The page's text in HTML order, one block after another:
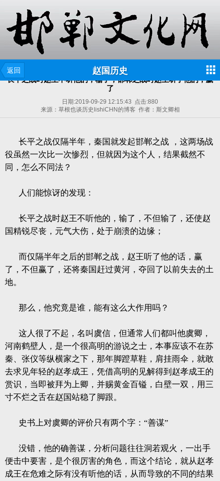
返回 赵国历史
长平之战时赵王不听他的，输了，邯郸之战时赵王听了他的，赢
了
日期:2019-09-29 12:15:43 点击:880
来源：草根也谈历史lishiCHN的博客 作者：斯文卿相
长平之战仅隔半年，秦国就发起邯郸之战
，这两场战
役虽然一次比一次惨烈，但就因为这个人，结果截然不
同，怎么不同法？
人们能惊讶的发现：
长平之战时赵王不听他的，输了，不但输了，还使赵
国精锐尽丧，元气大伤，处于崩溃的边缘；
而仅隔半年之后的邯郸之战，赵王听了他的话，赢
了，不但赢了，还将秦国赶过黄河，夺回了以前失去的土
地。
那么，他究竟是谁，能有这么大作用吗？
这人很了不起，名叫虞信，但通常人们都叫他虞卿，
河南鹤壁人，是一个很高明的游说之士，本事应该不在苏
秦、张仪等纵横家之下，那年脚蹬草鞋，肩挂雨伞，就敢
去求见年轻的赵孝成王，凭借高明的见解得到赵孝成王的
赏识，当即被拜为上卿，并赐黄金百镒，白壁一双，用三
寸不烂之舌在赵国站稳了脚跟。
史书上对虞卿的评价只有两个字：“善谋”
没错，他的确善谋，分析问题往往洞若观火，一出手
便击中要害，是个很厉害的角色，而这个结论，就从赵孝
成王在危难之际有没有听他的话，从而导致的不同的结果